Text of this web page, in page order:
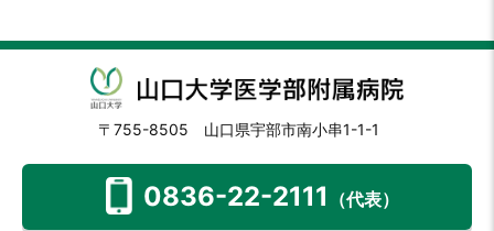
〒755-8505 山口県宇部市南小串1-1-1
0836-22-2111 （代表）